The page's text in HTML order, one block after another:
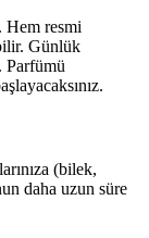
resmi
Günlük
Parfümü
(bilek,
daha uzun süre